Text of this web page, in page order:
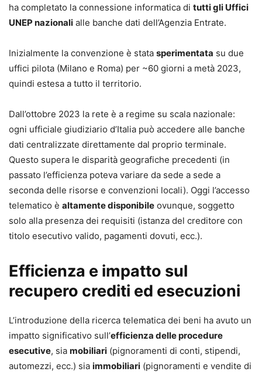
ha completato la connessione informatica di tutti gli Uffici
UNEP nazionali alle banche dati dell’Agenzia Entrate.
Inizialmente la convenzione è stata sperimentata su due
uffici pilota (Milano e Roma) per ~60 giorni a metà 2023,
quindi estesa a tutto il territorio.
Dall’ottobre 2023 la rete è a regime su scala nazionale:
ogni ufficiale giudiziario d’Italia può accedere alle banche
dati centralizzate direttamente dal proprio terminale.
Questo supera le disparità geografiche precedenti (in
passato l’efficienza poteva variare da sede a sede a
seconda delle risorse e convenzioni locali). Oggi l’accesso
telematico è altamente disponibile ovunque, soggetto
solo alla presenza dei requisiti (istanza del creditore con
titolo esecutivo valido, pagamenti dovuti, ecc.).
Efficienza e impatto sul
recupero crediti ed esecuzioni
L’introduzione della ricerca telematica dei beni ha avuto un
impatto significativo sull’efficienza delle procedure
esecutive, sia mobiliari (pignoramenti di conti, stipendi,
automezzi, ecc.) sia immobiliari (pignoramenti e vendite di